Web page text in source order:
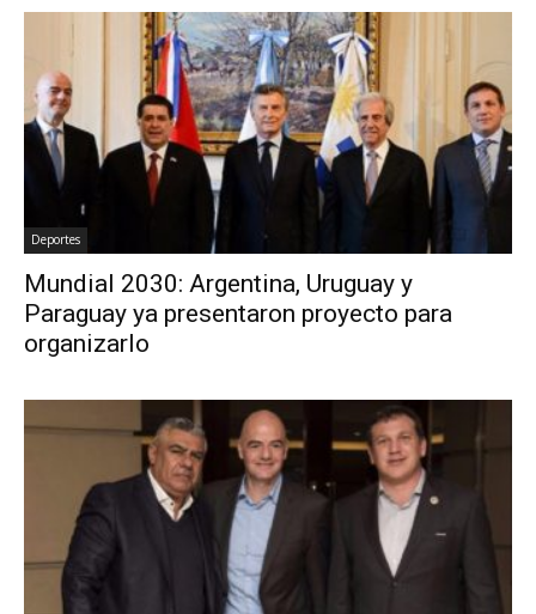
Deportes
Mundial 2030: Argentina, Uruguay y
Paraguay ya presentaron proyecto para
organizarlo